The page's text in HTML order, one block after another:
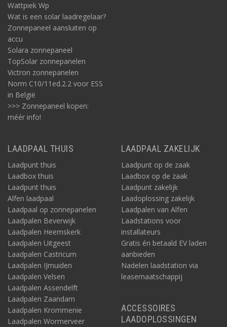
Wattpiek Wp
Wat is een solar laadregelaar?
Zonnepaneel aansluiten op
accu
Solara zonnepaneel
TopSolar zonnepanelen
Victron zonnepanelen
Norm C10/11ed.2.2 voor ESS
in België
>>> Zonnepaneel kopen:
méér info!
LAADPAAL THUIS
Laadpunt thuis
Laadbox thuis
Laadpunt thuis
Alfen laadpaal
Laadpaal op zonnepanelen
Laadpalen Beverwijk
Laadpalen Heemskerk
Laadpalen Uitgeest
Laadpalen Castricum
Laadpalen IJmuiden
Laadpalen Velsen
Laadpalen Assendelft
Laadpalen Zaandam
Laadpalen Krommenie
Laadpalen Wormerveer
LAADPAAL ZAKELIJK
Laadpunt op de zaak
Laadbox op de zaak
Laadpunt zakelijk
Laadoplossing zakelijk
Laadpalen van Alfen
Laadstations voor
installateurs
Gratis én betaald EV laden
aanbieden
Nadelen laadstation via
leasemaatschappij
ACCESSOIRES
LAADOPLOSSINGEN